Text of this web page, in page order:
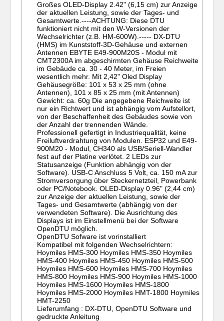
Großes OLED-Display 2.42" (6,15 cm) zur Anzeige
der aktuellen Leistung, sowie der Tages- und
Gesamtwerte.----ACHTUNG: Diese DTU
funktioniert nicht mit den W-Versionen der
Wechselrichter (z.B. HM-600W).----- DX-DTU
(HMS) im Kunststoff-3D-Gehäuse und externen
Antennen EBYTE E49-900M20S - Modul mit
CMT2300A im abgeschirmten Gehäuse Reichweite
im Gebäude ca. 30 - 40 Meter, im Freien
wesentlich mehr. Mit 2,42" Oled Display
Gehäusegröße: 101 x 53 x 25 mm (ohne
Antennen), 101 x 85 x 25 mm (mit Antennen)
Gewicht: ca. 60g Die angegebene Reichweite ist
nur ein Richtwert und ist abhängig vom Aufstellort,
von der Beschaffenheit des Gebäudes sowie von
der Anzahl der trennenden Wände.
Professionell gefertigt in Industriequalität, keine
Freiluftverdrahtung von Modulen. ESP32 und E49-
900M20 - Modul, CH340 als USB/Seriell-Wandler
fest auf der Platine verlötet. 2 LEDs zur
Statusanzeige (Funktion abhängig von der
Software). USB-C Anschluss 5 Volt, ca. 150 mA zur
Stromversorgung über Steckernetzteil, Powerbank
oder PC/Notebook. OLED-Display 0.96" (2,44 cm)
zur Anzeige der aktuellen Leistung, sowie der
Tages- und Gesamtwerte (abhängig von der
verwendeten Software). Die Ausrichtung des
Displays ist im Einstellmenü bei der Software
OpenDTU möglich.
OpenDTU Sofware ist vorinstalliert
Kompatibel mit folgenden Wechselrichtern:
Hoymiles HMS-300 Hoymiles HMS-350 Hoymiles
HMS-400 Hoymiles HMS-450 Hoymiles HMS-500
Hoymiles HMS-600 Hoymiles HMS-700 Hoymiles
HMS-800 Hoymiles HMS-900 Hoymiles HMS-1000
Hoymiles HMS-1600 Hoymiles HMS-1800
Hoymiles HMS-2000 Hoymiles HMT-1800 Hoymiles
HMT-2250
Lieferumfang : DX-DTU, OpenDTU Software und
gedruckte Anleitung